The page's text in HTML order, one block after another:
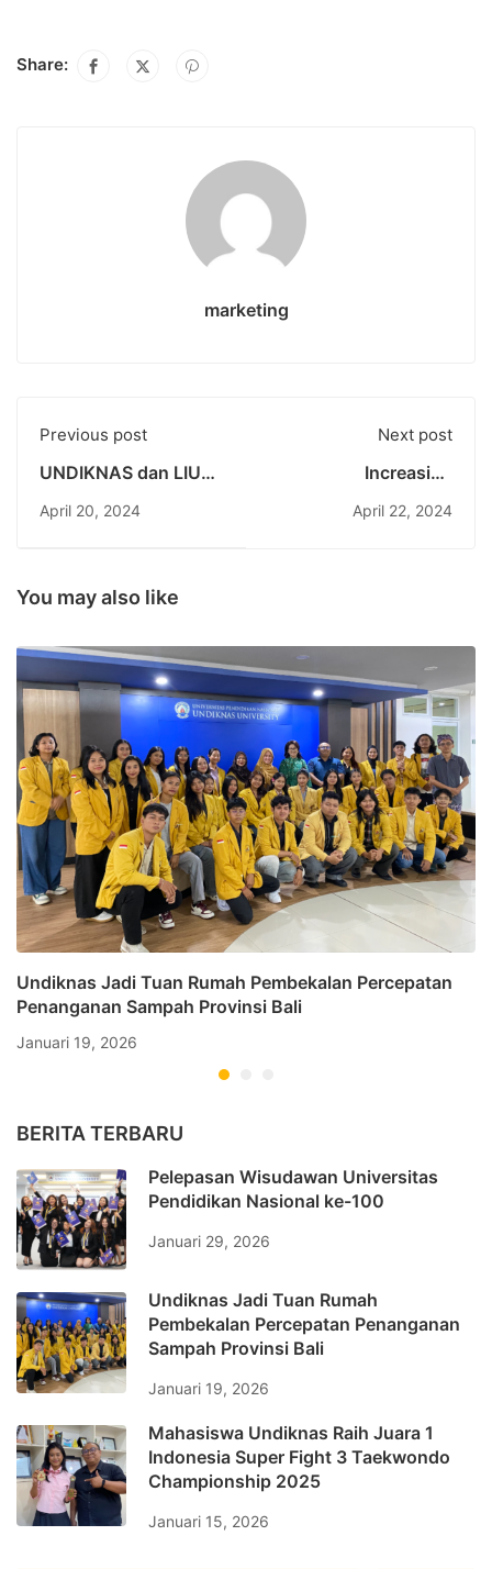
Share:
marketing
Previous post
UNDIKNAS dan LIU
Entrepreneurship
global socio-
April 20, 2024
Next post
Increasing
Criminal Cases,
April 22, 2024
You may also like
Undiknas Jadi Tuan Rumah Pembekalan Percepatan
Penanganan Sampah Provinsi Bali
Januari 19, 2026
BERITA TERBARU
Pelepasan Wisudawan Universitas
Pendidikan Nasional ke-100
Januari 29, 2026
Undiknas Jadi Tuan Rumah
Pembekalan Percepatan Penanganan
Sampah Provinsi Bali
Januari 19, 2026
Mahasiswa Undiknas Raih Juara 1
Indonesia Super Fight 3 Taekwondo
Championship 2025
Januari 15, 2026